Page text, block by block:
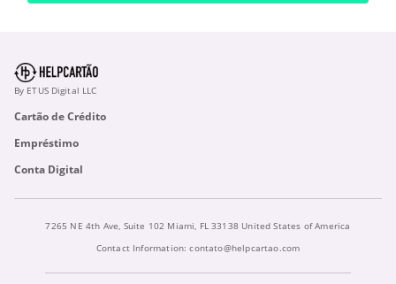
By ETUS Digital LLC
Cartão de Crédito
Empréstimo
Conta Digital
7265 NE 4th Ave, Suite 102 Miami, FL 33138 United States of America
Contact Information:contato@helpcartao.com